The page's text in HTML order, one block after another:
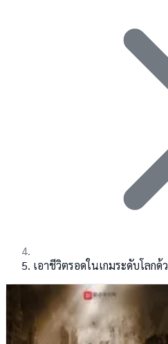
เอาชีวิตรอดในเกมระดับโลก